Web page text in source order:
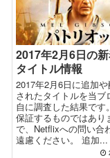
2017年2月6日の
タイトル情報
2017年2月6日に追加
されたタイトルを当ブ
自に調査した結果です
保証するものではあり
で、Netflixへの問い合
遠慮ください。 追加...